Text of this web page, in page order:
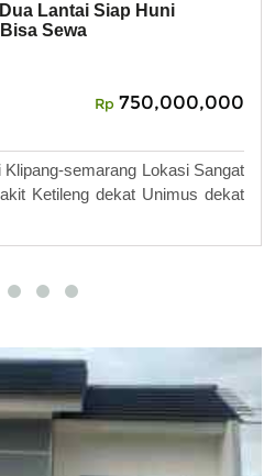
Lantai Siap Huni
Sewa
Rp 750,000,000
semarang Lokasi Sangat
Ketileng dekat Unimus dekat